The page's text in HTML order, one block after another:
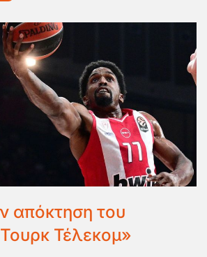
απόκτηση του
Τέλεκομ»